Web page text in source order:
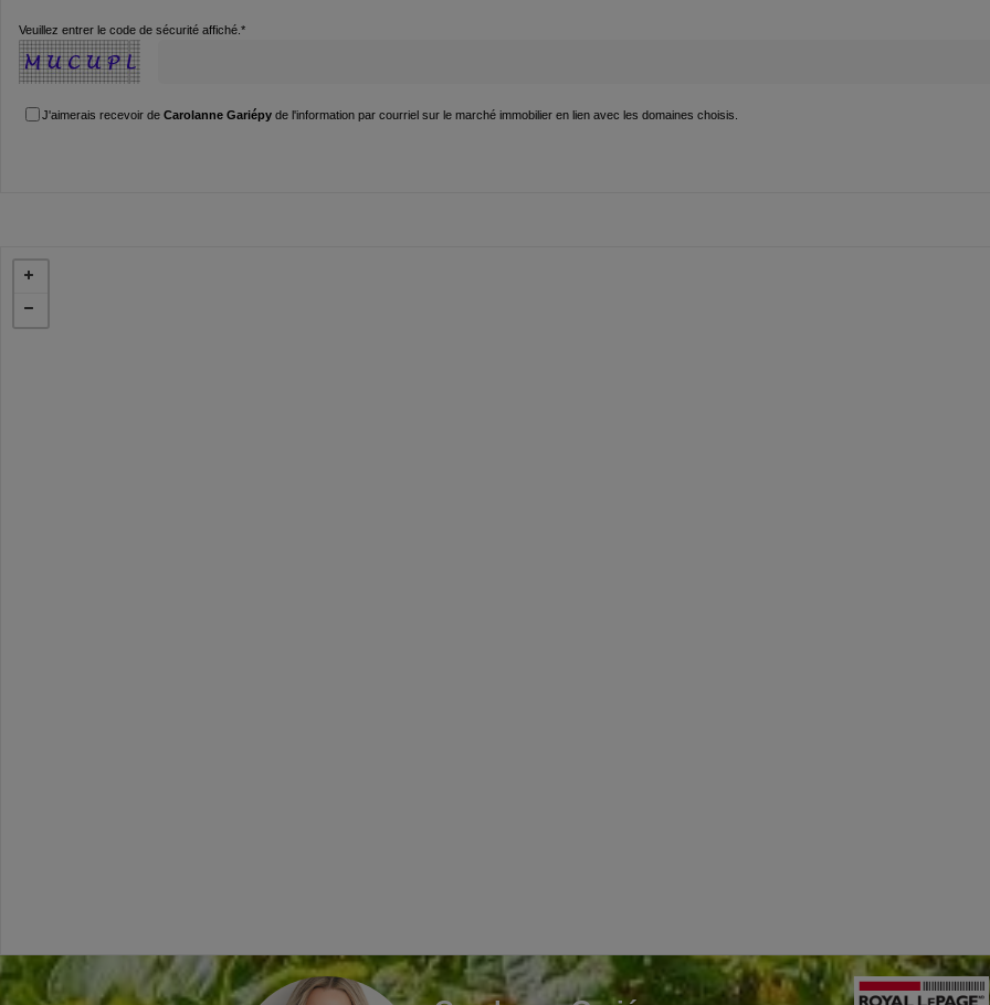
Veuillez entrer le code de sécurité affiché.*
J'aimerais recevoir deCarolanne Gariépy de l'information par courriel sur le marché immobilier en lien avec les domaines choisis.